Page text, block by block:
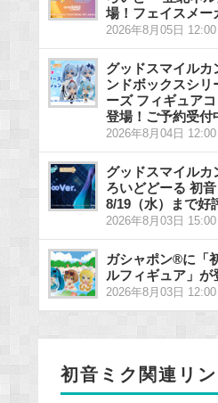
場！フェイスメー
2026年8月05日 12:00
グッドスマイルカ
ンドボックスシリ
ーズ フィギュア
登場！ご予約受付
2026年8月04日 12:00
グッドスマイルカ
ろいどどーる 初
8/19（水）まで好
2026年8月03日 15:00
ガシャポン®に「
ルフィギュア」が
2026年8月03日 12:00
初音ミク関連リン